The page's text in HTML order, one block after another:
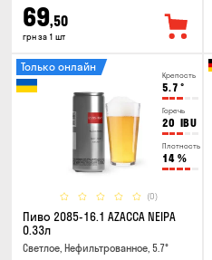
69,50
грн за 1 шт
Крепость
5.7 °
Горечь
20 IBU
Плотность
14 %
(0)
Только онлайн
Пиво 2085-16.1 AZACCA NEIPA
0.33л
Светлое, Нефильтрованное, 5.7°